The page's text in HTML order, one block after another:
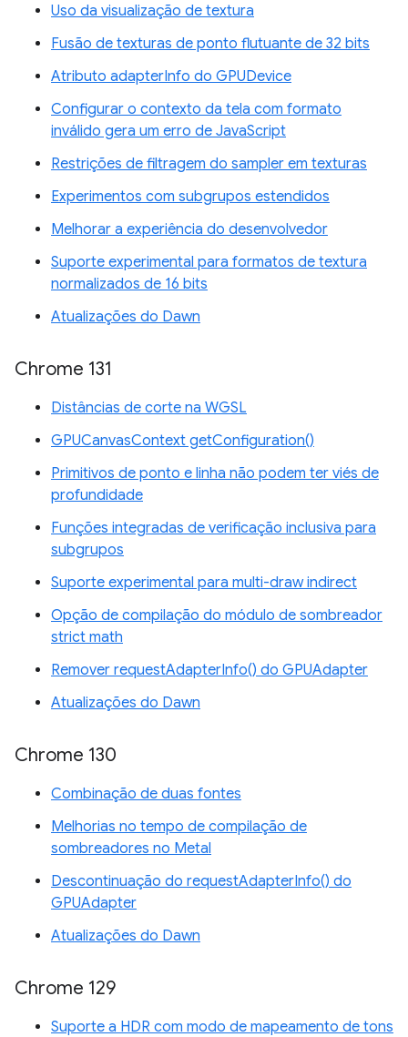
Uso da visualização de textura
Fusão de texturas de ponto flutuante de 32 bits
Atributo adapterInfo do GPUDevice
Configurar o contexto da tela com formato
inválido gera um erro de JavaScript
Restrições de filtragem do sampler em texturas
Experimentos com subgrupos estendidos
Melhorar a experiência do desenvolvedor
Suporte experimental para formatos de textura
normalizados de 16 bits
Atualizações do Dawn
Chrome 131
Distâncias de corte na WGSL
GPUCanvasContext getConfiguration()
Primitivos de ponto e linha não podem ter viés de
profundidade
Funções integradas de verificação inclusiva para
subgrupos
Suporte experimental para multi-draw indirect
Opção de compilação do módulo de sombreador
strict math
Remover requestAdapterInfo() do GPUAdapter
Atualizações do Dawn
Chrome 130
Combinação de duas fontes
Melhorias no tempo de compilação de
sombreadores no Metal
Descontinuação do requestAdapterInfo() do
GPUAdapter
Atualizações do Dawn
Chrome 129
Suporte a HDR com modo de mapeamento de tons